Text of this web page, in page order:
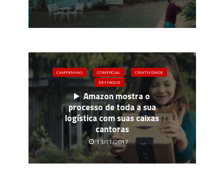
CAMPANHAS COMERCIAL
CRIATIVIDADE
DESTAQUE
Amazon mostra o
processo de toda a sua
logística com suas caixas
cantoras
13/11/2017